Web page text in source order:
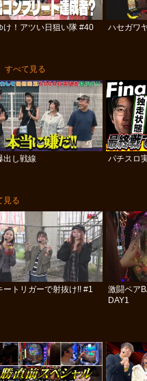
け！アツい日狙い隊 #40 ハセガワ
すべて見る
出し戦線 パチスロ
見る
ートリガーで射抜け!! #1
激闘ペア
DAY1